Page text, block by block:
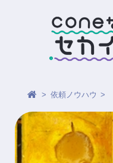
依頼ノウハウ